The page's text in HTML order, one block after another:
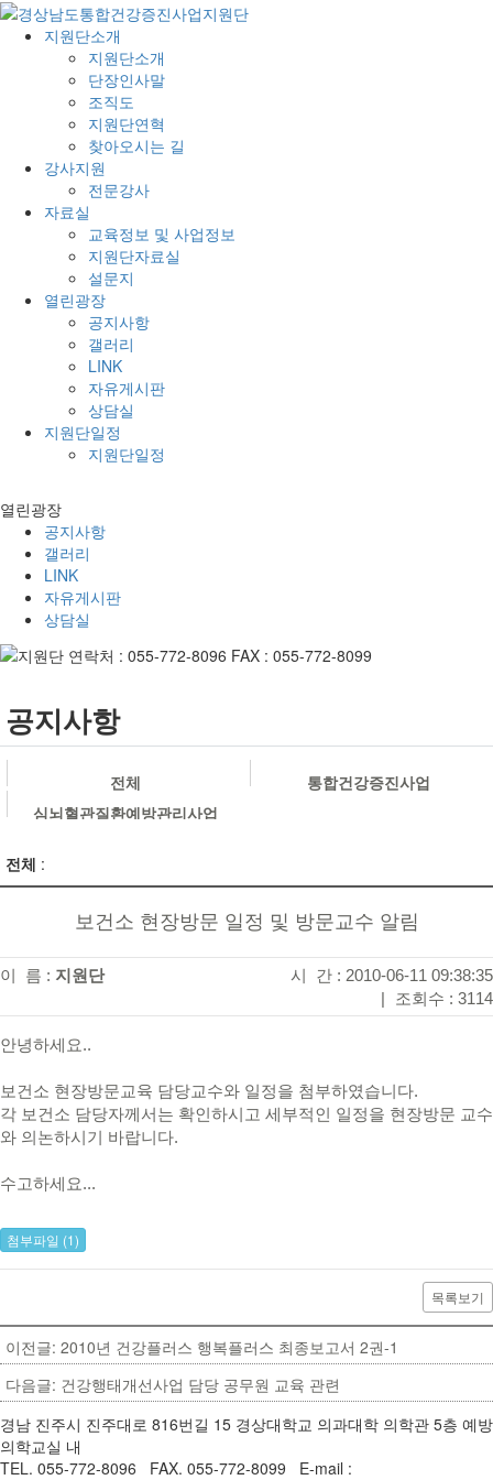
지원단소개
지원단소개
단장인사말
조직도
지원단연혁
찾아오시는 길
강사지원
전문강사
자료실
교육정보 및 사업정보
지원단자료실
설문지
열린광장
공지사항
갤러리
LINK
자유게시판
상담실
지원단일정
지원단일정
열린광장
공지사항
갤러리
LINK
자유게시판
상담실
공지사항
전체
통합건강증진사업
심뇌혈관질환예방관리사업
전체 :
보건소 현장방문 일정 및 방문교수 알림
이 름 : 지원단
시 간 : 2010-06-11 09:38:35
|
조회수 : 3114
안녕하세요..
보건소 현장방문교육 담당교수와 일정을 첨부하였습니다.
각 보건소 담당자께서는 확인하시고 세부적인 일정을 현장방문 교수
와 의논하시기 바랍니다.
수고하세요...
첨부파일 (1)
목록보기
이전글: 2010년 건강플러스 행복플러스 최종보고서 2권-1
다음글: 건강행태개선사업 담당 공무원 교육 관련
경남 진주시 진주대로 816번길 15 경상대학교 의과대학 의학관 5층 예방
의학교실 내
TEL. 055-772-8096 FAX. 055-772-8099 E-mail :